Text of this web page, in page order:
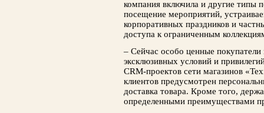
компания включила и другие типы
посещение мероприятий,
корпоративных праздников и
доступа к ограниченным
– Сейчас особо ценные
эксклюзивных условий и
CRM-проектов сети магазинов
клиентов предусмотрен
доставка товара. Кроме того,
определенными преимуществами